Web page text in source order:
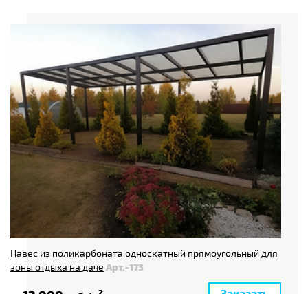
Навес из поликарбоната односкатный прямоугольный для
зоны отдыха на даче Арт.-173